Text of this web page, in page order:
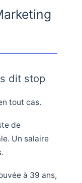
dit stop
tout cas.
de
Un salaire
à 39 ans,